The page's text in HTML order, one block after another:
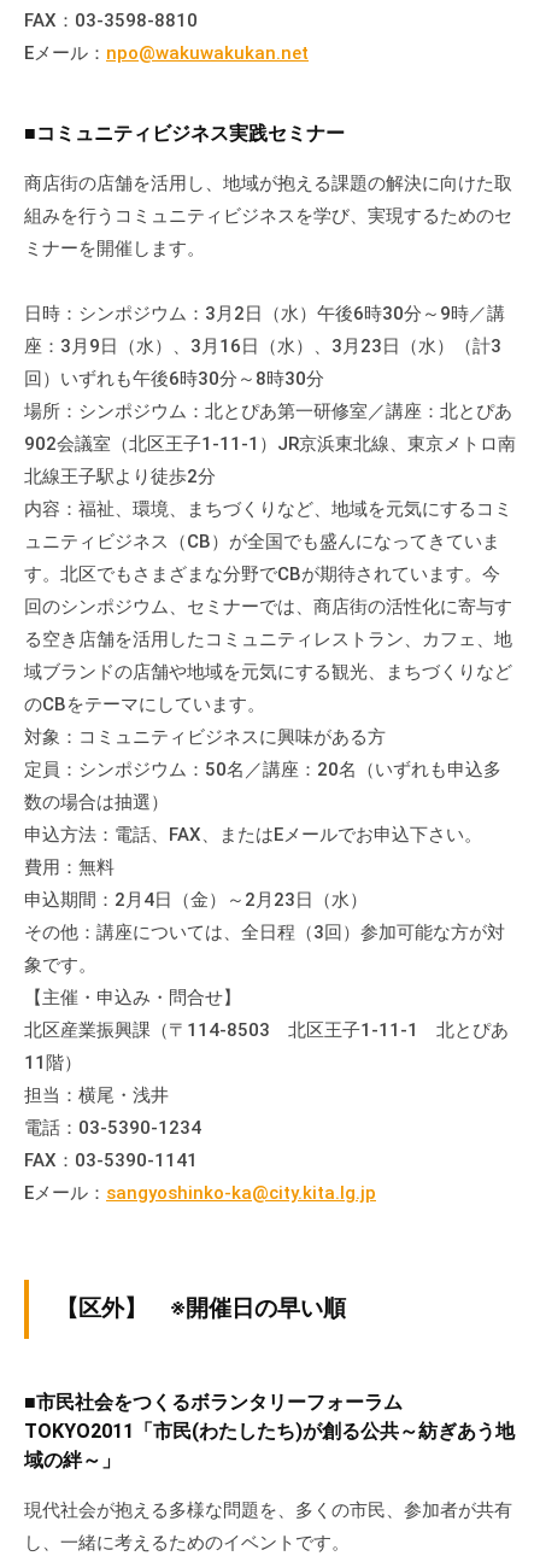
FAX：03-3598-8810
Eメール： npo@wakuwakukan.net
■コミュニティビジネス実践セミナー
商店街の店舗を活用し、地域が抱える課題の解決に向けた取
組みを行うコミュニティビジネスを学び、実現するためのセ
ミナーを開催します。
日時：シンポジウム：3月2日（水）午後6時30分～9時／講
座：3月9日（水）、3月16日（水）、3月23日（水）（計3
回）いずれも午後6時30分～8時30分
場所：シンポジウム：北とぴあ第一研修室／講座：北とぴあ
902会議室（北区王子1-11-1）JR京浜東北線、東京メトロ南
北線王子駅より徒歩2分
内容：福祉、環境、まちづくりなど、地域を元気にするコミ
ュニティビジネス（CB）が全国でも盛んになってきていま
す。北区でもさまざまな分野でCBが期待されています。今
回のシンポジウム、セミナーでは、商店街の活性化に寄与す
る空き店舗を活用したコミュニティレストラン、カフェ、地
域ブランドの店舗や地域を元気にする観光、まちづくりなど
のCBをテーマにしています。
対象：コミュニティビジネスに興味がある方
定員：シンポジウム：50名／講座：20名（いずれも申込多
数の場合は抽選）
申込方法：電話、FAX、またはEメールでお申込下さい。
費用：無料
申込期間：2月4日（金）～2月23日（水）
その他：講座については、全日程（3回）参加可能な方が対
象です。
【主催・申込み・問合せ】
北区産業振興課（〒114-8503 北区王子1-11-1 北とぴあ
11階）
担当：横尾・浅井
電話：03-5390-1234
FAX：03-5390-1141
Eメール： sangyoshinko-ka@city.kita.lg.jp
【区外】 ※開催日の早い順
■市民社会をつくるボランタリーフォーラム
TOKYO2011「市民(わたしたち)が創る公共～紡ぎあう地
域の絆～」
現代社会が抱える多様な問題を、多くの市民、参加者が共有
し、一緒に考えるためのイベントです。